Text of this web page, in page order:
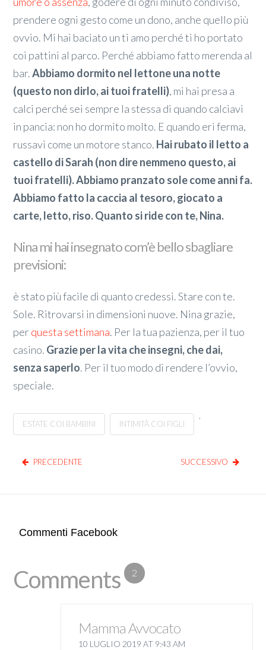
prendere ogni gesto come un dono, anche quello più
ovvio. Mi hai baciato un ti amo perché ti ho portato
coi pattini al parco. Perché abbiamo fatto merenda al
bar.Abbiamo dormito nel lettone una notte
(questo non dirlo, ai tuoi fratelli), mi hai presa a
calci perché sei sempre la stessa di quando calciavi
in pancia: non ho dormito molto. E quando eri ferma,
russavi come un motore stanco. Hai rubato il letto a
castello di Sarah (non dire nemmeno questo, ai
tuoi fratelli). Abbiamo pranzato sole come anni fa.
Abbiamo fatto la caccia al tesoro, giocato a
carte, letto, riso. Quanto si ride con te, Nina.
Nina mi hai insegnato com’è bello sbagliare
previsioni:
è stato più facile di quanto credessi. Stare con te.
Sole. Ritrovarsi in dimensioni nuove. Nina grazie,
perquesta settimana. Per la tua pazienza, per il tuo
casino. Grazie per la vita che insegni, che dai,
senza saperlo. Per il tuo modo di rendere l’ovvio,
speciale.
ESTATE COI BAMBINI INTIMITÀ COI FIGLI
PRECEDENTE SUCCESSIVO
Commenti Facebook
Comments 2
Mamma Avvocato
10 LUGLIO 2019 AT 9:43 AM